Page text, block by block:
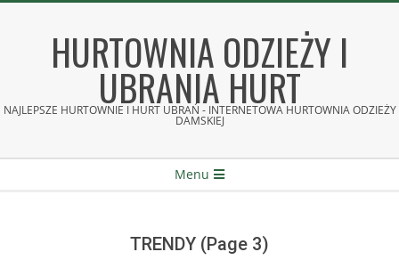
HURTOWNIA ODZIEŻY I
UBRANIA HURT
NAJLEPSZE HURTOWNIE I HURT UBRAŃ - INTERNETOWA HURTOWNIA ODZIEŻY
DAMSKIEJ
Menu
TRENDY (Page 3)